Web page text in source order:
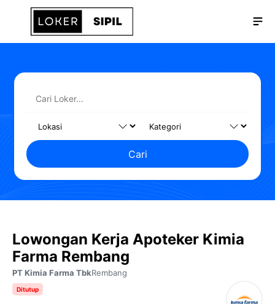
Langsung
Cari
Lowongan Kerja Apoteker Kimia
Farma Rembang
PT Kimia Farma TbkRembang
Ditutup